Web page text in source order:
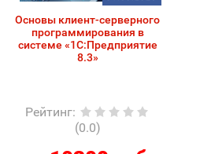
Основы клиент-серверного
программирования в
системе «1С:Предприятие
8.3»
Рейтинг:
(0.0)